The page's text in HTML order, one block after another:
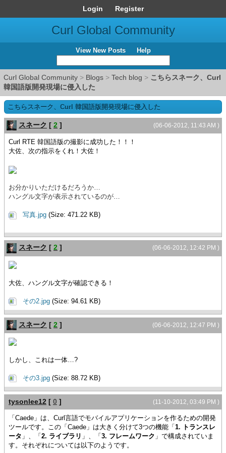
Login Register
Curl Global Community
View New Posts Help
Curl Global Community > Blogs > Tech blog > こちらスネーク、Curl
韓国語版開発現場に侵入した
こちらスネーク、Curl 韓国語版開発現場に侵入した
(06-06-2012, 11:43 AM )
スネーク [ 2 ]
Curl RTE 韓国語版の撮影に成功した！！！
大佐、次の指示をくれ！大佐！
お分かりいただけるだろうか…
ハングル文字が表示されているのが…
写真.jpg (Size: 471.22 KB)
(06-06-2012, 12:42 PM )
スネーク [ 2 ]
大佐、ハングル文字が確認できる！
その2.jpg (Size: 94.61 KB)
(06-06-2012, 12:47 PM )
スネーク [ 2 ]
しかし、これは一体…?
その3.jpg (Size: 88.72 KB)
(11-10-2012, 03:49 PM )
tysonlee12 [ 0 ]
「Caede」は、Curl言語でモバイルアプリケーションを作るための開発
ツールです。この「Caede」は大きく分けて3つの機能「 1. トランスレ
ータ 」、「 2. ライブラリ 」、「 3. フレームワーク 」で構成されていま
す。それぞれについては以下のようです。